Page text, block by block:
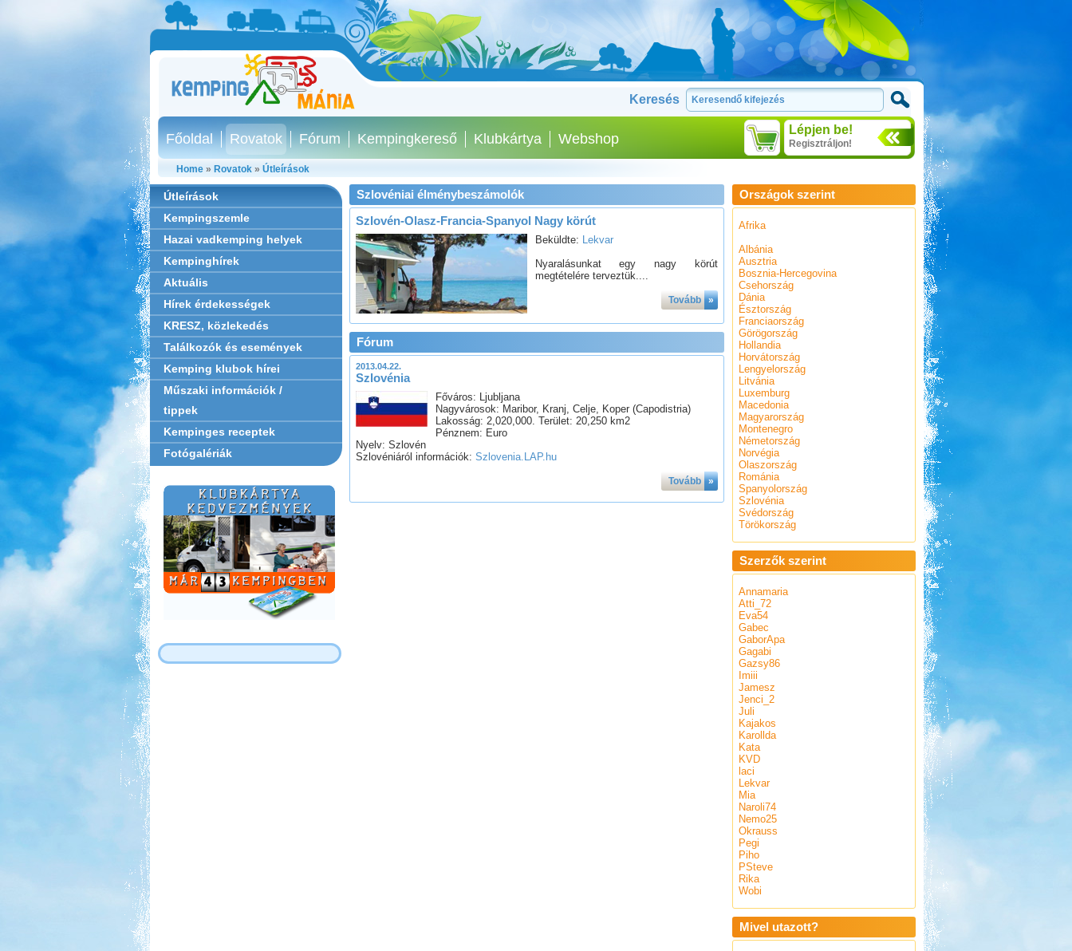
Keresés
Lépjen be!
Regisztráljon!
Főoldal Rovatok Fórum Kempingkereső Klubkártya Webshop
Home» Rovatok» Útleírások
Útleírások
Kempingszemle
Hazai vadkemping helyek
Kempinghírek
Aktuális
Hírek érdekességek
KRESZ, közlekedés
Találkozók és események
Kemping klubok hírei
Műszaki információk /
tippek
Kempinges receptek
Fotógalériák
Szlovéniai élménybeszámolók
Szlovén-Olasz-Francia-Spanyol Nagy körút
Beküldte: Lekvar
Nyaralásunkat egy nagy körút
megtételére terveztük....
Tovább »
Fórum
2013.04.22.
Szlovénia
Főváros: Ljubljana
Nagyvárosok: Maribor, Kranj, Celje, Koper (Capodistria)
Lakosság: 2,020,000. Terület: 20,250 km2
Pénznem: Euro
Nyelv: Szlovén
Szlovéniáról információk: Szlovenia.LAP.hu
Tovább »
Országok szerint
Afrika
Albánia
Ausztria
Bosznia-Hercegovina
Csehország
Dánia
Észtország
Franciaország
Görögország
Hollandia
Horvátország
Lengyelország
Litvánia
Luxemburg
Macedonia
Magyarország
Montenegro
Németország
Norvégia
Olaszország
Románia
Spanyolország
Szlovénia
Svédország
Törökország
Szerzők szerint
Annamaria
Atti_72
Eva54
Gabec
GaborApa
Gagabi
Gazsy86
Imiii
Jamesz
Jenci_2
Juli
Kajakos
Karollda
Kata
KVD
laci
Lekvar
Mia
Naroli74
Nemo25
Okrauss
Pegi
Piho
PSteve
Rika
Wobi
Mivel utazott?